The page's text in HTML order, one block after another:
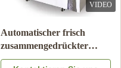
VIDEO
Automatischer frisch
zusammengedrückter
Orangensaft-Automat für